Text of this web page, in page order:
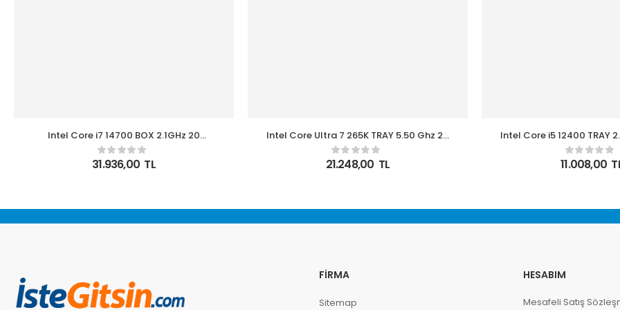
Intel Core i7 14700 BOX 2.1GHz 20
Çekirdek 33MB Akıllı Önbellek Soket 1700
Kutulu Box İşlemci
31.936,00 TL
Intel Core Ultra 7 265K TRAY 5.50 Ghz 20
Çekirdek 66MB 1851p 3nm Kutusuz İşlemci
21.248,00 TL
Intel Core i5 12400 TRAY
18MB LGA1700P Fansız
İşlemci
11.008,00
FIRMA
Sitemap
HESABIM
Mesafeli Satış